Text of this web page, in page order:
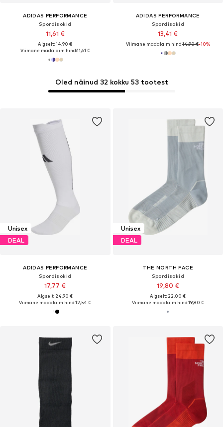
ADIDAS PERFORMANCE
Spordisokid
11,61 €
Algselt: 14,90 €
Viimane madalaim hind:11,61 €
ADIDAS PERFORMANCE
Spordisokid
13,41 €
Viimane madalaim hind:14,90 €-10%
Oled näinud 32 kokku 53 tootest
Unisex
DEAL
ADIDAS PERFORMANCE
Spordisokid
17,77 €
Algselt: 24,90 €
Viimane madalaim hind:12,54 €
Unisex
DEAL
THE NORTH FACE
Spordisokid
19,80 €
Algselt: 22,00 €
Viimane madalaim hind:19,80 €